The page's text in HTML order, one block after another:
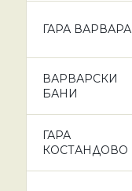
ГАРА ВАРВАРА
ВАРВАРСКИ
БАНИ
ГАРА
КОСТАНДОВО